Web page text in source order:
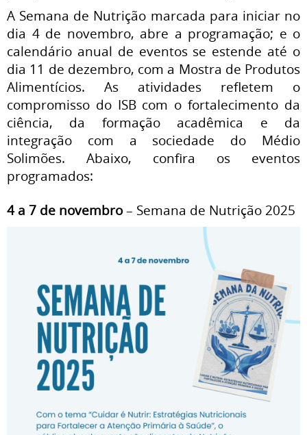
A Semana de Nutrição marcada para iniciar no
dia 4 de novembro, abre a programação; e o
calendário anual de eventos se estende até o
dia 11 de dezembro, com a Mostra de Produtos
Alimentícios. As atividades refletem o
compromisso do ISB com o fortalecimento da
ciência, da formação acadêmica e da
integração com a sociedade do Médio
Solimões. Abaixo, confira os eventos
programados:
4 a 7 de novembro– Semana de Nutrição 2025